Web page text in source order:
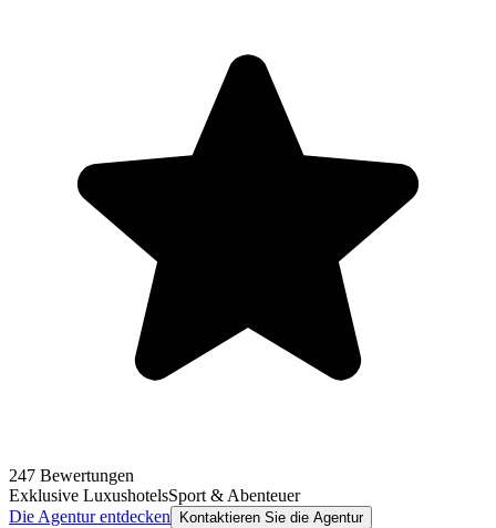
247 Bewertungen
Exklusive LuxushotelsSport & Abenteuer
Die Agentur entdecken
Kontaktieren Sie die Agentur